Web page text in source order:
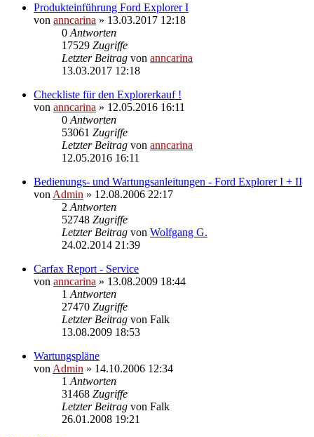
Produkteinführung Ford Explorer I
von anncarina » 13.03.2017 12:18
0 Antworten
17529 Zugriffe
Letzter Beitrag von anncarina
13.03.2017 12:18
Checkliste für den Explorerkauf !
von anncarina » 12.05.2016 16:11
0 Antworten
53061 Zugriffe
Letzter Beitrag von anncarina
12.05.2016 16:11
Bedienungs- und Wartungsanleitungen - Ford Explorer I + II
von Admin » 12.08.2006 22:17
2 Antworten
52748 Zugriffe
Letzter Beitrag von Wolfgang G.
24.02.2014 21:39
Carfax Report - Service
von anncarina » 13.08.2009 18:44
1 Antworten
27470 Zugriffe
Letzter Beitrag von Falk
13.08.2009 18:53
Wartungspläne
von Admin » 14.10.2006 12:34
1 Antworten
31468 Zugriffe
Letzter Beitrag von Falk
26.01.2008 19:21